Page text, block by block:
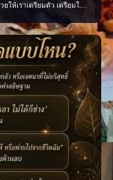
ให้เราเตรียมตัว เตรียมใจ
หวะสำคัญของชีวิต วางแผน
ในวันที่รู้สึกสับสน ช่วยให้เดิน